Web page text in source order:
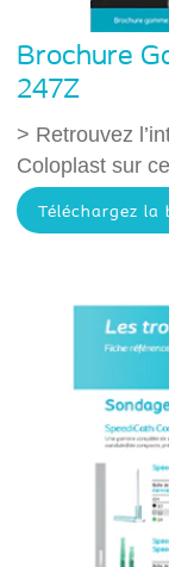
Brochure
247Z
> Retrouvez
Coloplast sur
Téléchargez la